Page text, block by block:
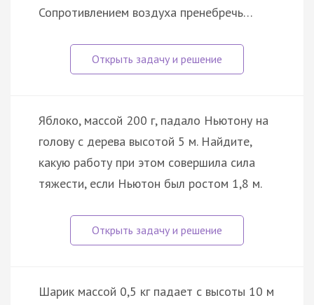
Сопротивлением воздуха пренебречь…
Яблоко, массой 200 г, падало Ньютону на
голову с дерева высотой 5 м. Найдите,
какую работу при этом совершила сила
тяжести, если Ньютон был ростом 1,8 м.
Шарик массой 0,5 кг падает с высоты 10 м